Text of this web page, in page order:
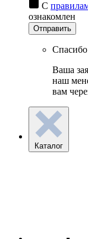
С
ознакомлен
Отправить
Ваша
наш
вам
Каталог